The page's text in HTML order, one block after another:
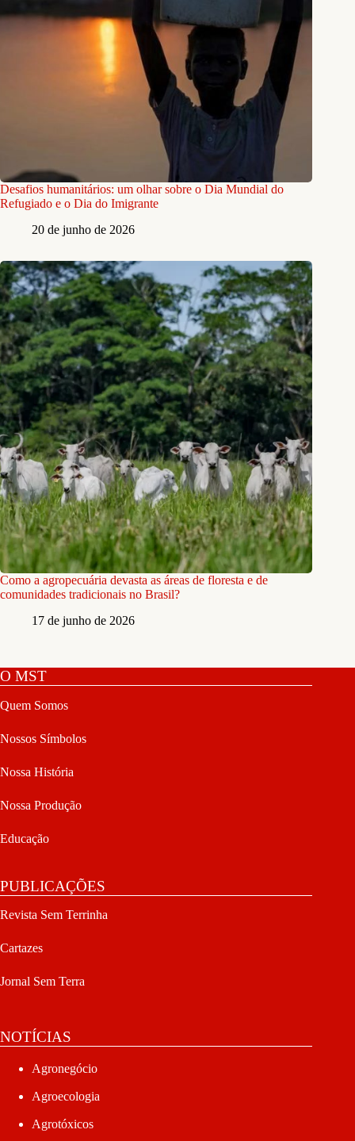
Desafios humanitários: um olhar sobre o Dia Mundial do
Refugiado e o Dia do Imigrante
20 de junho de 2026
Como a agropecuária devasta as áreas de floresta e de
comunidades tradicionais no Brasil?
17 de junho de 2026
O MST
Quem Somos
Nossos Símbolos
Nossa História
Nossa Produção
Educação
PUBLICAÇÕES
Revista Sem Terrinha
Cartazes
Jornal Sem Terra
NOTÍCIAS
Agronegócio
Agroecologia
Agrotóxicos